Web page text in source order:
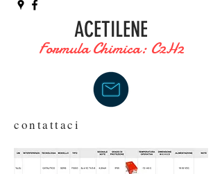
ACETILENE
Formula Chimica: C2H2
contattaci